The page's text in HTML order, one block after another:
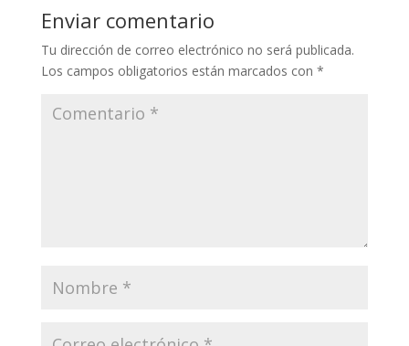
Enviar comentario
Tu dirección de correo electrónico no será publicada.
Los campos obligatorios están marcados con *